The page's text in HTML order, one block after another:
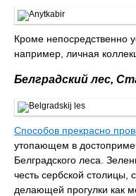
Кроме непосредственно
например, личная
Белградский лес,
Способов прекрасно
утопающем в
Белградского леса.
честь сербской
делающей прогулки как